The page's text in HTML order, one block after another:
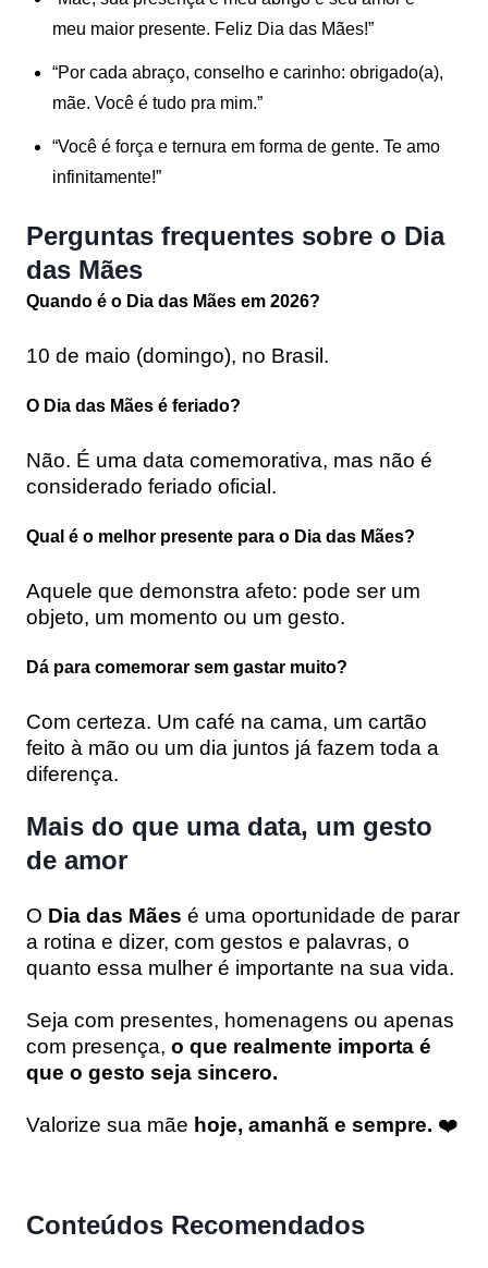
meu maior presente. Feliz Dia das Mães!”
“Por cada abraço, conselho e carinho: obrigado(a),
mãe. Você é tudo pra mim.”
“Você é força e ternura em forma de gente. Te amo
infinitamente!”
Perguntas frequentes sobre o Dia
das Mães
Quando é o Dia das Mães em 2026?
10 de maio (domingo), no Brasil.
O Dia das Mães é feriado?
Não. É uma data comemorativa, mas não é
considerado feriado oficial.
Qual é o melhor presente para o Dia das Mães?
Aquele que demonstra afeto: pode ser um
objeto, um momento ou um gesto.
Dá para comemorar sem gastar muito?
Com certeza. Um café na cama, um cartão
feito à mão ou um dia juntos já fazem toda a
diferença.
Mais do que uma data, um gesto
de amor
O Dia das Mães é uma oportunidade de parar
a rotina e dizer, com gestos e palavras, o
quanto essa mulher é importante na sua vida.
Seja com presentes, homenagens ou apenas
com presença, o que realmente importa é
que o gesto seja sincero.
Valorize sua mãe hoje, amanhã e sempre. ❤️
Conteúdos Recomendados